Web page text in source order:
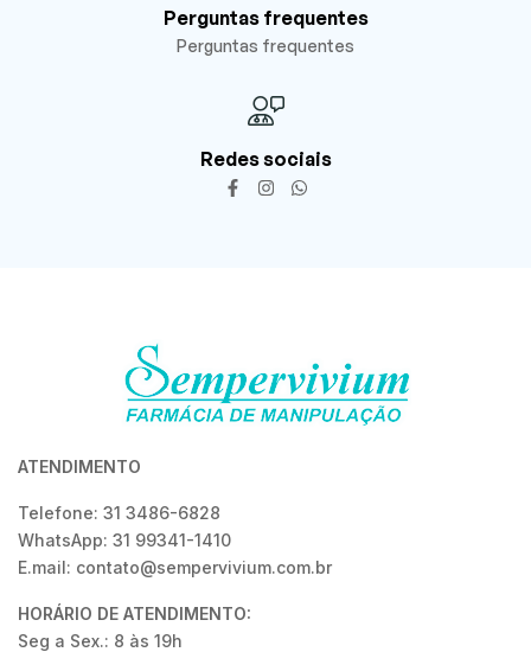
Perguntas frequentes
Perguntas frequentes
Redes sociais
ATENDIMENTO
Telefone: 31 3486-6828
WhatsApp: 31 99341-1410
E.mail: contato@sempervivium.com.br
HORÁRIO DE ATENDIMENTO:
Seg a Sex.: 8 às 19h